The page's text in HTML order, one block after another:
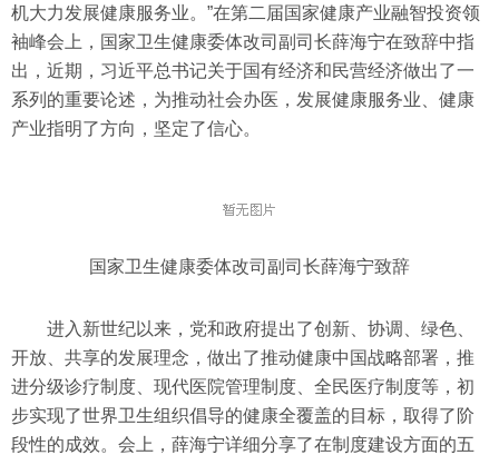
机大力发展健康服务业。”在第二届国家健康产业融智投资领
袖峰会上，国家卫生健康委体改司副司长薛海宁在致辞中指
出，近期，习近平总书记关于国有经济和民营经济做出了一
系列的重要论述，为推动社会办医，发展健康服务业、健康
产业指明了方向，坚定了信心。
国家卫生健康委体改司副司长薛海宁致辞
进入新世纪以来，党和政府提出了创新、协调、绿色、
开放、共享的发展理念，做出了推动健康中国战略部署，推
进分级诊疗制度、现代医院管理制度、全民医疗制度等，初
步实现了世界卫生组织倡导的健康全覆盖的目标，取得了阶
段性的成效。会上，薛海宁详细分享了在制度建设方面的五